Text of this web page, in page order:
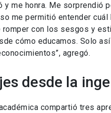
y me honra. Me sorprendió
me permitió entender
romper con los sesgos y
cómo educamos. Solo
agregó.
desde la
compartió tres